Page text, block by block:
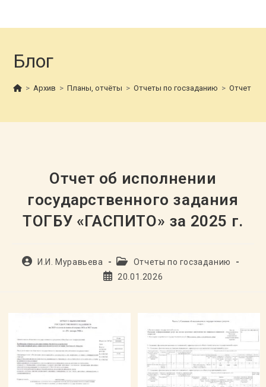
Блог
> Архив > Планы, отчёты > Отчеты по госзаданию > Отчет об
Отчет об исполнении
государственного задания
ТОГБУ «ГАСПИТО» за 2025 г.
АвторИ.И. Муравьева
Рубрика
записи:
Отчеты по госзаданию
Запись20.01.2026